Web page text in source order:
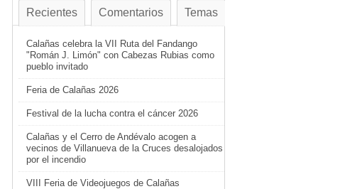
Recientes Comentarios Temas
Calañas celebra la VII Ruta del Fandango
"Román J. Limón" con Cabezas Rubias como
pueblo invitado
Feria de Calañas 2026
Festival de la lucha contra el cáncer 2026
Calañas y el Cerro de Andévalo acogen a
vecinos de Villanueva de la Cruces desalojados
por el incendio
VIII Feria de Videojuegos de Calañas